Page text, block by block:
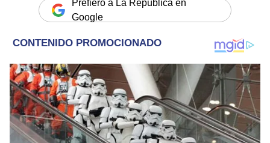
Prefiero a La República en
Google